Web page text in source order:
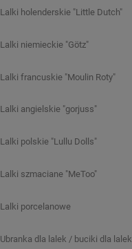
Lalki holenderskie "Little Dutch"
Lalki niemieckie "Götz"
Lalki francuskie "Moulin Roty"
Lalki angielskie "gorjuss"
Lalki polskie "Lullu Dolls"
Lalki szmaciane "MeToo"
Lalki porcelanowe
Ubranka dla lalek / buciki dla lalek